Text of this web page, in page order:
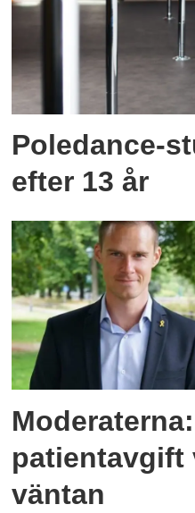
Poledance-
efter 13 år
patientavgift
väntan